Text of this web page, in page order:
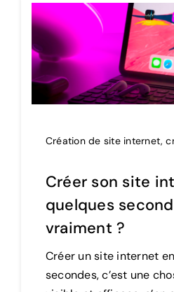
Création de site internet,
Créer son site
quelques
vraiment ?
Créer un site internet
secondes, c’est une